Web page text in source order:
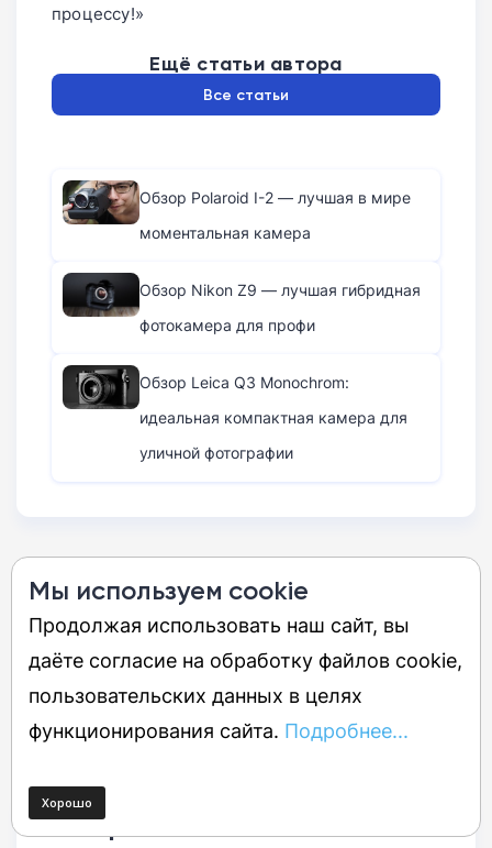
процессу!»
Ещё статьи автора
Все статьи
Обзор Polaroid I-2 — лучшая в мире
моментальная камера
Обзор Nikon Z9 — лучшая гибридная
фотокамера для профи
Обзор Leica Q3 Monochrom:
идеальная компактная камера для
уличной фотографии
Источник: DigitalCameraWorld
Теги: Leica D-Lux 7 Leica D-Lux 8 0
Смотрите также:
Мы используем cookie
Продолжая использовать наш сайт, вы
даёте согласие на обработку файлов cookie,
пользовательских данных в целях
функционирования сайта. Подробнее...